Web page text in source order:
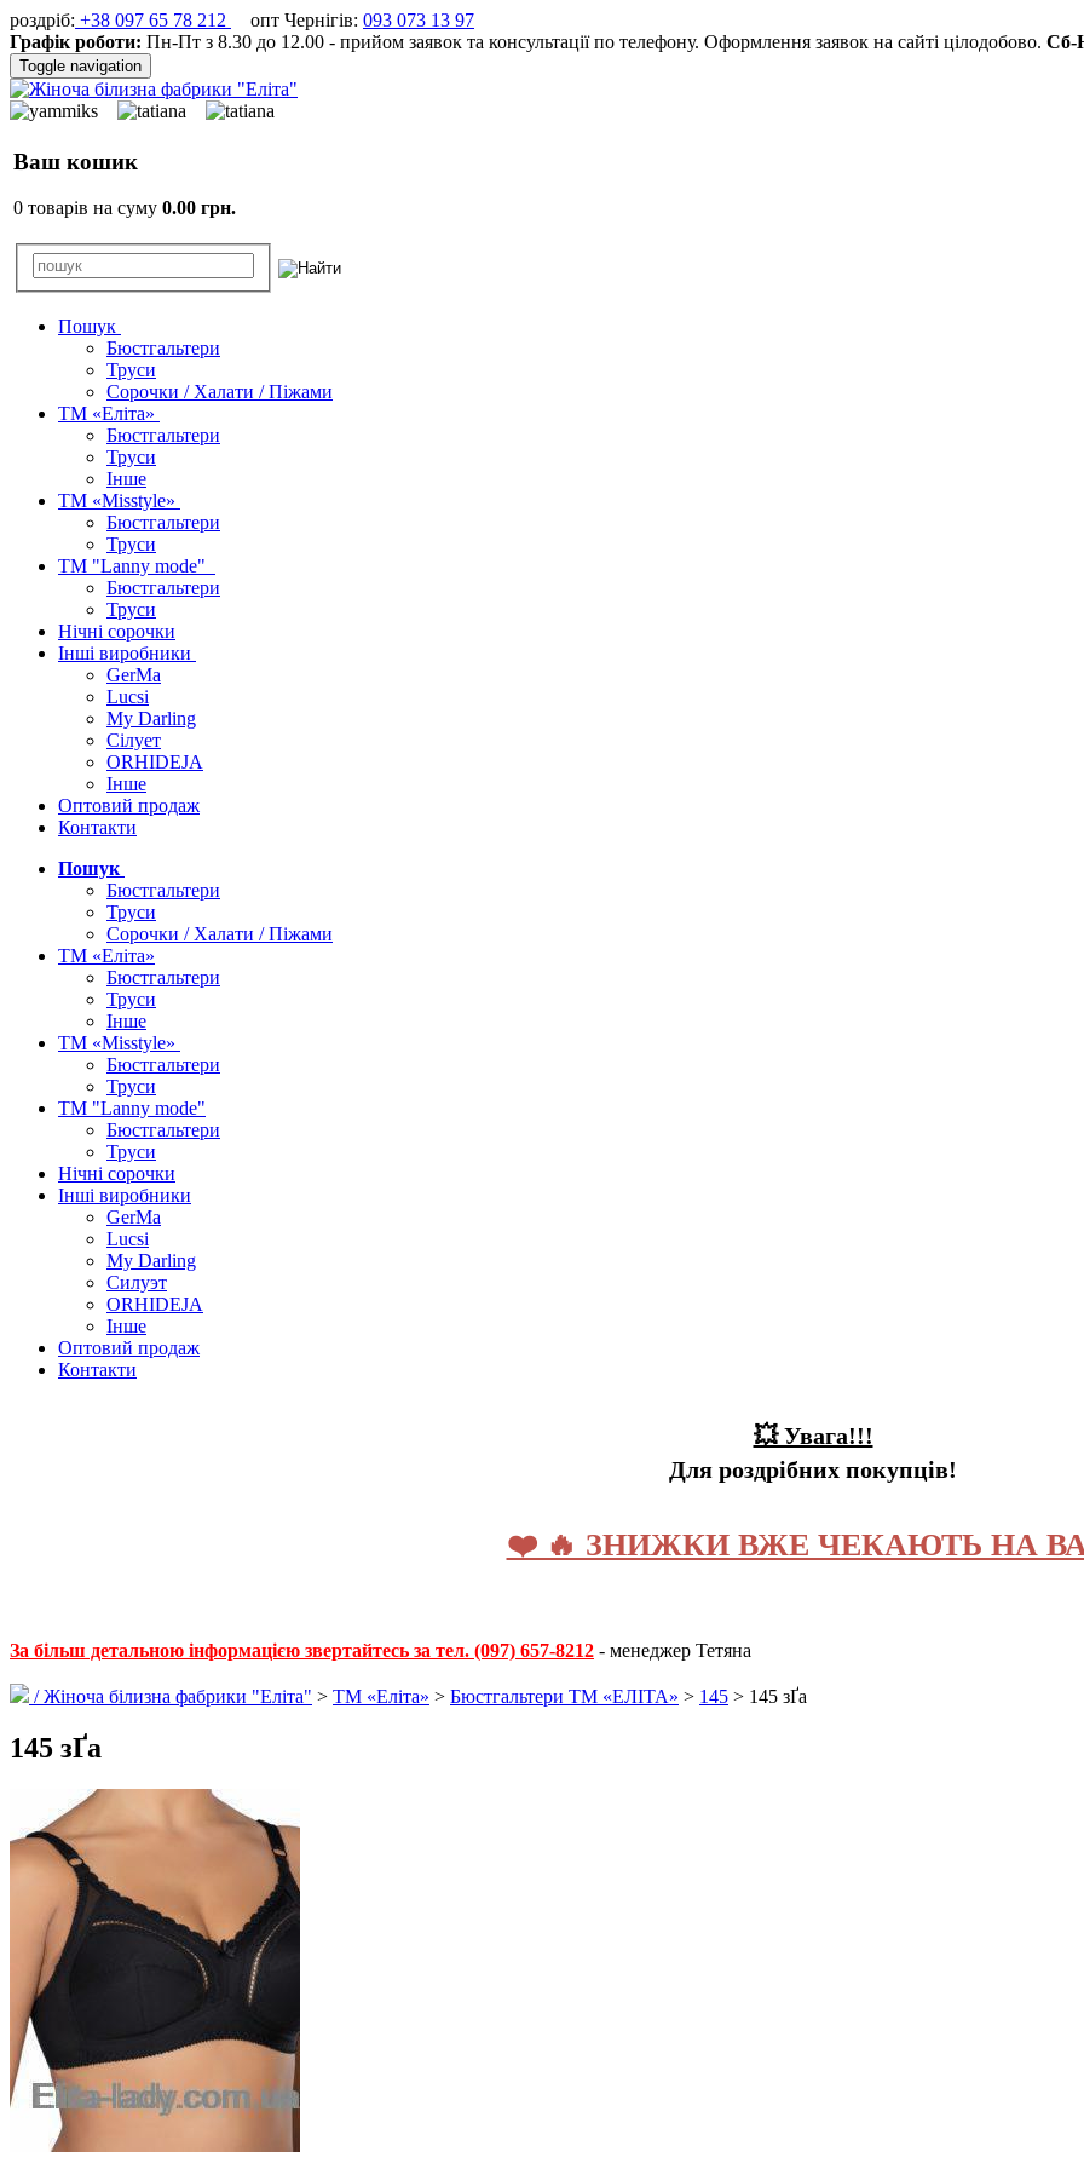
роздріб: +38 097 65 78 212 опт Чернігів: 093 073 13 97
Графік роботи: Пн-Пт з 8.30 до 12.00 - прийом заявок та консультації по телефону. Оформлення заявок на сайті цілодобово. Сб-
Toggle navigation
Ваш кошик
0 товарів на суму 0.00 грн.
Пошук
Бюстгальтери
Труси
Сорочки / Халати / Піжами
ТМ «Еліта»
Бюстгальтери
Труси
Інше
ТМ «Misstyle»
Бюстгальтери
Труси
ТМ "Lanny mode"
Бюстгальтери
Труси
Нічні сорочки
Інші виробники
GerMa
Lucsi
My Darling
Сілует
ORHIDEJA
Інше
Оптовий продаж
Контакти
Пошук
Бюстгальтери
Труси
Сорочки / Халати / Піжами
ТМ «Еліта»
Бюстгальтери
Труси
Інше
ТМ «Misstyle»
Бюстгальтери
Труси
ТМ "Lanny mode"
Бюстгальтери
Труси
Нічні сорочки
Інші виробники
GerMa
Lucsi
My Darling
Силуэт
ORHIDEJA
Інше
Оптовий продаж
Контакти
💥 Увага!!!
Для роздрібних покупців!
❤️ 🔥 ЗНИЖКИ ВЖЕ ЧЕКАЮТЬ НА
За більш детальною інформацією звертайтесь за тел. (097) 657-8212 - менеджер Тетяна
/Жіноча білизна фабрики "Еліта" > ТМ «Еліта» > Бюстгальтери ТМ «ЕЛІТА» > 145 > 145 зҐа­
145 зҐа­